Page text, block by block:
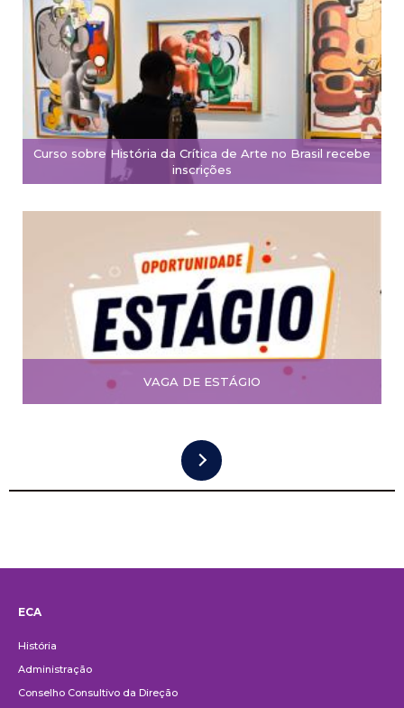
Curso sobre História da Crítica de Arte no Brasil recebe
inscrições
VAGA DE ESTÁGIO
ECA
História
Administração
Conselho Consultivo da Direção